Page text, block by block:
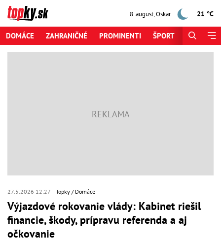
8. august,Oskar 21 °C
DOMÁCE ZAHRANIČNÉ PROMINENTI ŠPORT
27.5.2026 12:27 Topky Domáce
Výjazdové rokovanie vlády: Kabinet riešil
financie, škody, prípravu referenda a aj
očkovanie